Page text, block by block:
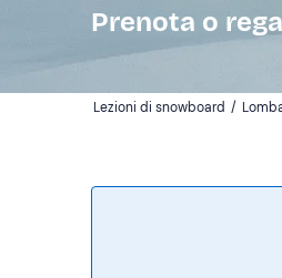
Prenota o
Lezioni di snowboard /